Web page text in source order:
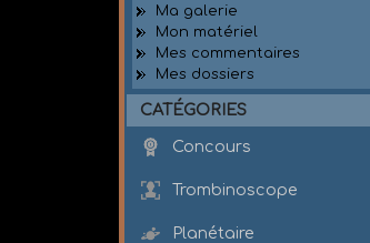
Ma galerie
Mon matériel
Mes commentaires
Mes dossiers
CATÉGORIES
Concours
Trombinoscope
Planétaire